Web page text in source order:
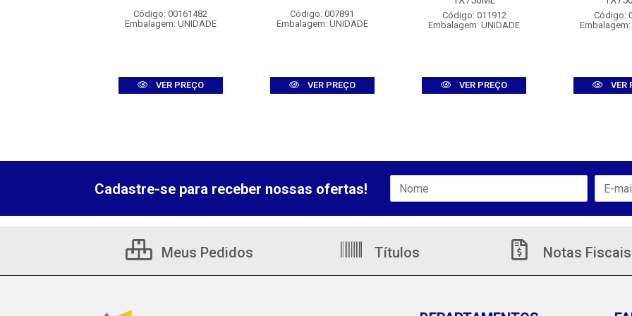
Código: 00161482
Embalagem: UNIDADE
VER PREÇO
Código: 007891
Embalagem: UNIDADE
VER PREÇO
Código: 011912
Embalagem: UNIDADE
VER PREÇO
Código:
Embalagem:
VER
Cadastre-se para receber nossas ofertas!
Meus Pedidos Títulos Notas Fiscais